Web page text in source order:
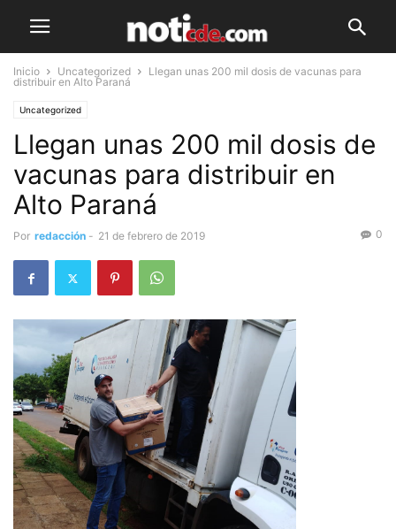
Inicio Uncategorized
Llegan unas 200 mil dosis de vacunas para
distribuir en Alto Paraná
Uncategorized
Llegan unas 200 mil dosis de
vacunas para distribuir en
Alto Paraná
Por redacción - 21 de febrero de 2019 0